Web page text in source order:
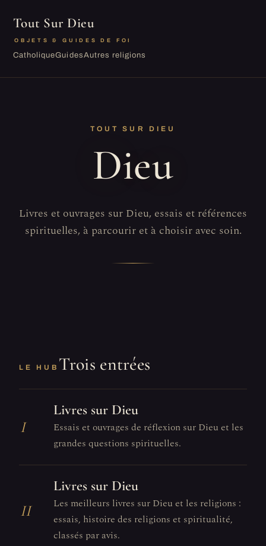
Tout Sur Dieu
OBJETS & GUIDES DE FOI
CatholiqueGuidesAutres religions
TOUT SUR DIEU
Dieu
Livres et ouvrages sur Dieu, essais et références
spirituelles, à parcourir et à choisir avec soin.
LE HUB Trois entrées
I
Livres sur Dieu
Essais et ouvrages de réflexion sur Dieu et les
grandes questions spirituelles.
II
Livres sur Dieu
Les meilleurs livres sur Dieu et les religions :
essais, histoire des religions et spiritualité,
classés par avis.